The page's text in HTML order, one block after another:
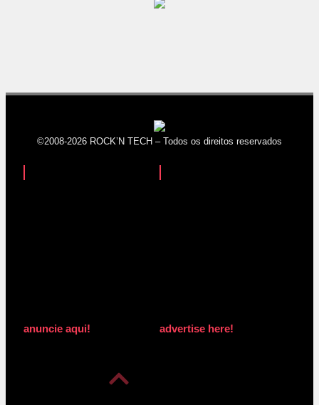
©2008-2026 ROCK’N TECH – Todos os direitos reservados
anuncie aqui! advertise here!